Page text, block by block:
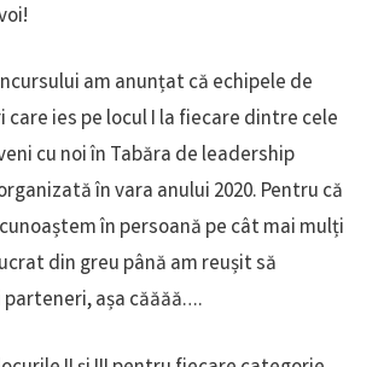
am anunțat că echipele de
ies pe locul I la fiecare dintre cele
cu noi în Tabăra de leadership
în vara anului 2020. Pentru că
în persoană pe cât mai mulți
din greu până am reușit să
așa căăăă….